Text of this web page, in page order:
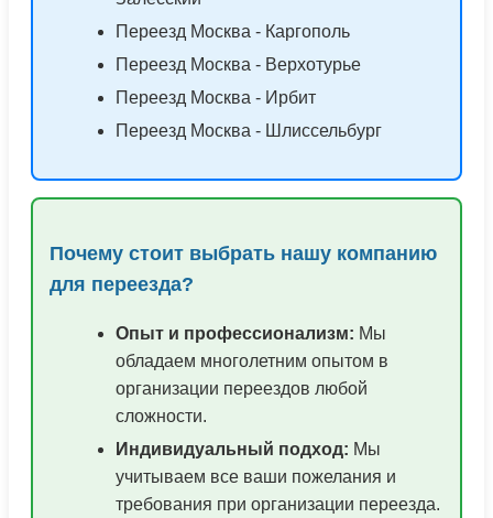
Переезд Москва - Каргополь
Переезд Москва - Верхотурье
Переезд Москва - Ирбит
Переезд Москва - Шлиссельбург
Почему стоит выбрать нашу компанию
для переезда?
Опыт и профессионализм: Мы
обладаем многолетним опытом в
организации переездов любой
сложности.
Индивидуальный подход: Мы
учитываем все ваши пожелания и
требования при организации переезда.